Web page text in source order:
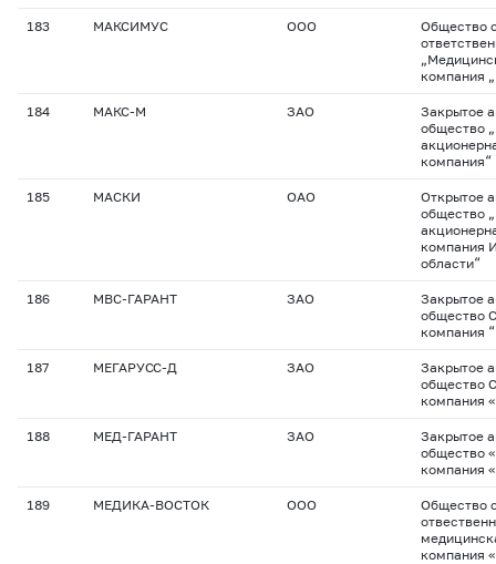
183 МАКСИМУС ООО
Общество
компания
184 МАКС-М ЗАО
Закрытое
общество
компания“
185 МАСКИ ОАО
Открытое
общество
компания
области“
186 МВС-ГАРАНТ ЗАО
Закрытое
общество
компания
187 МЕГАРУСС-Д ЗАО
Закрытое
общество
компания
188 МЕД-ГАРАНТ ЗАО
Закрытое
общество
компания
189 МЕДИКА-ВОСТОК ООО
Общество
компания